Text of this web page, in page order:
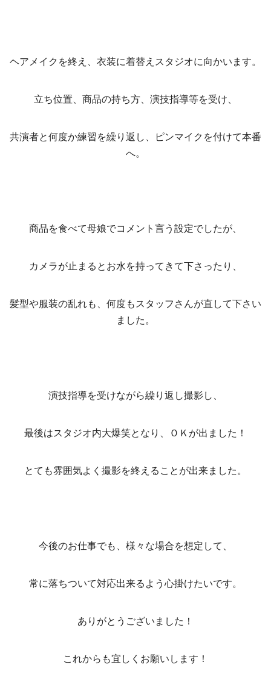
ヘアメイクを終え、衣装に着替えスタジオに向かいます。
立ち位置、商品の持ち方、演技指導等を受け、
共演者と何度か練習を繰り返し、ピンマイクを付けて本番
へ。
商品を食べて母娘でコメント言う設定でしたが、
カメラが止まるとお水を持ってきて下さったり、
髪型や服装の乱れも、何度もスタッフさんが直して下さい
ました。
演技指導を受けながら繰り返し撮影し、
最後はスタジオ内大爆笑となり、ＯＫが出ました！
とても雰囲気よく撮影を終えることが出来ました。
今後のお仕事でも、様々な場合を想定して、
常に落ちついて対応出来るよう心掛けたいです。
ありがとうございました！
これからも宜しくお願いします！